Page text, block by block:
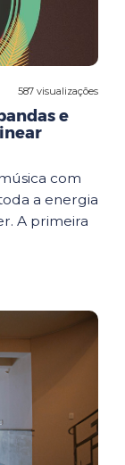
587 visualizações
e
com
a energia
A primeira